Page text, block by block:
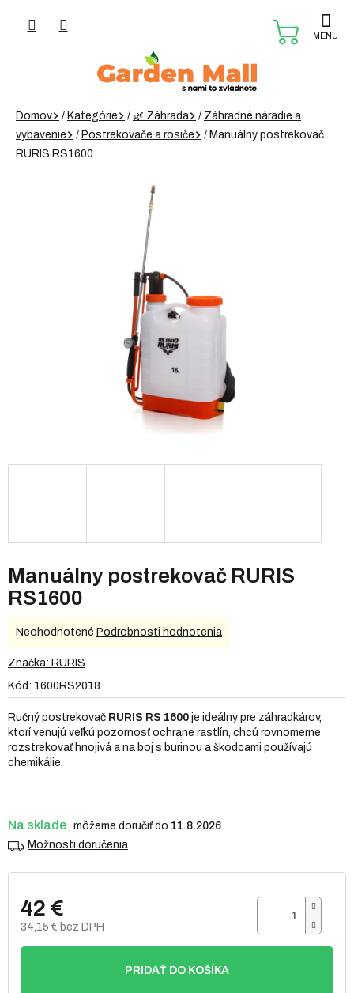
Domov / Kategórie / 🌿 Záhrada / Záhradné náradie a
vybavenie
/ Postrekovače a rosiče / Manuálny postrekovač
RURIS RS1600
Manuálny postrekovač RURIS
RS1600
Kód: 1600RS2018
Na sklade
11.8.2026
Možnosti doručenia
42 €
34,15 € bez DPH
Jednotková
PRIDAŤ DO KOŠÍKA
Ručný postrekovač RURIS RS 1600 je ideálny pre záhradkárov,
ktorí venujú veľkú pozornosť ochrane rastlín, chcú rovnomerne
rozstrekovať hnojivá a na boj s burinou a škodcami používajú
chemikálie.
Priemerné
produktu
0,0
5
hviezdičiek.
Neohodnotené Podrobnosti hodnotenia
Značka: RURIS